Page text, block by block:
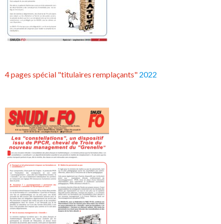
4 pages spécial "titulaires remplaçants" 2022